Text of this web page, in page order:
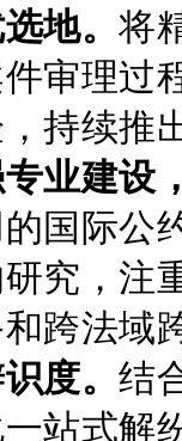
持法
领导
色社
法治
从法治
牢记“国
责，探